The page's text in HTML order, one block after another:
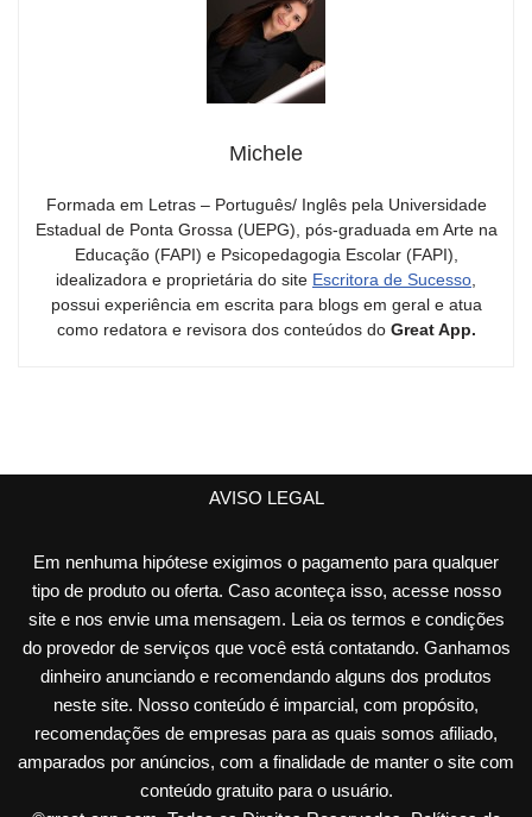
Michele
Formada em Letras – Português/ Inglês pela Universidade
Estadual de Ponta Grossa (UEPG), pós-graduada em Arte na
Educação (FAPI) e Psicopedagogia Escolar (FAPI),
idealizadora e proprietária do site Escritora de Sucesso,
possui experiência em escrita para blogs em geral e atua
como redatora e revisora dos conteúdos do Great App.
AVISO LEGAL
Em nenhuma hipótese exigimos o pagamento para qualquer
tipo de produto ou oferta. Caso aconteça isso, acesse nosso
site e nos envie uma mensagem. Leia os termos e condições
do provedor de serviços que você está contatando. Ganhamos
dinheiro anunciando e recomendando alguns dos produtos
neste site. Nosso conteúdo é imparcial, com propósito,
recomendações de empresas para as quais somos afiliado,
amparados por anúncios, com a finalidade de manter o site com
conteúdo gratuito para o usuário.